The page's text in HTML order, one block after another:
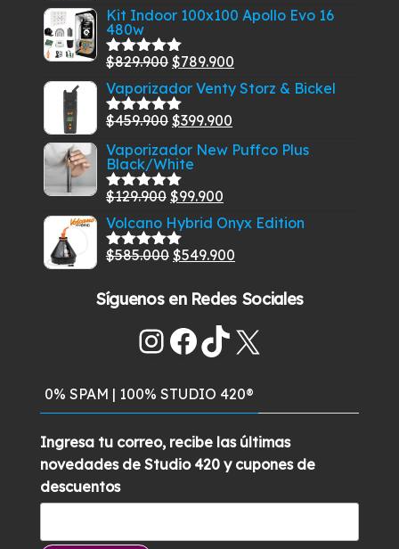
5
precio
era:
$285.900.
precio
$259.700.
Kit Indoor 100x100 Apollo Evo 16
480w
Valorado
con
5.00
de
5
$829.900 El
precio
original
era:
$829.900.
$789.900
precio
$789.900.
Vaporizador Venty Storz & Bickel
Valorado
5
$459.900 El
precio
original
era:
$459.900.
$399.900
precio
Vaporizador New Puffco Plus
Black/White
Valorado
con
de
5
$129.900 El
precio
original
era:
$99.900
precio
es:
Volcano Hybrid Onyx Edition
Valorado
5
$585.000 El
original
$585.000.
$549.900
actual
$549.900.
Síguenos en Redes Sociales
Instagram
Facebook
TikTok
X
0% SPAM | 100% STUDIO 420®
Ingresa tu correo, recibe las últimas
novedades de Studio 420 y cupones de
descuentos